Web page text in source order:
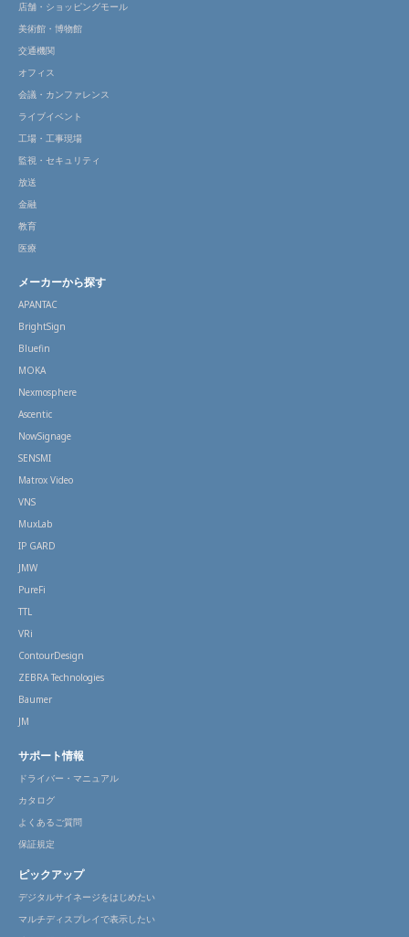
店舗・ショッピングモール
美術館・博物館
交通機関
オフィス
会議・カンファレンス
ライブイベント
工場・工事現場
監視・セキュリティ
放送
金融
教育
医療
メーカーから探す
APANTAC
BrightSign
Bluefin
MOKA
Nexmosphere
Ascentic
NowSignage
SENSMI
Matrox Video
VNS
MuxLab
IP GARD
JMW
PureFi
TTL
VRi
ContourDesign
ZEBRA Technologies
Baumer
JM
サポート情報
ドライバー・マニュアル
カタログ
よくあるご質問
保証規定
ピックアップ
デジタルサイネージをはじめたい
マルチディスプレイで表示したい